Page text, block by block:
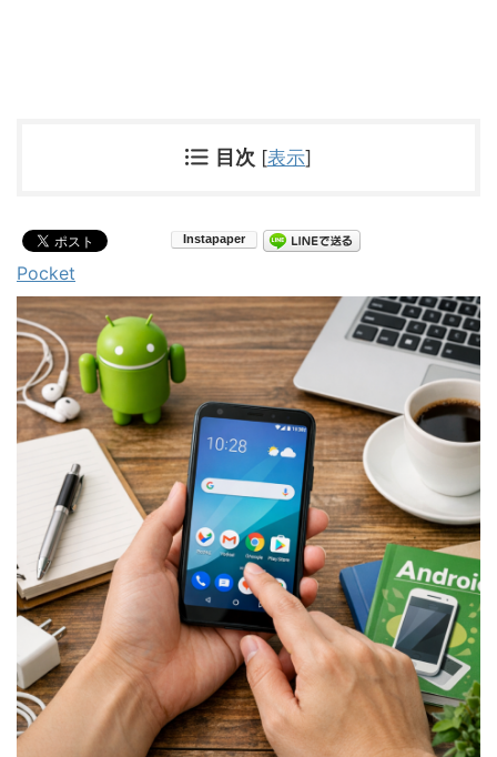
目次 [表示]
Pocket